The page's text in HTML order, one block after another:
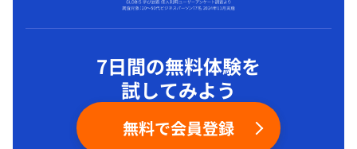
7日間の無料体験を
試してみよう
無料で会員登録